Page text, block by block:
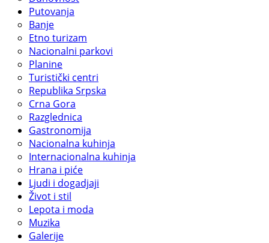
Putovanja
Banje
Etno turizam
Nacionalni parkovi
Planine
Turistički centri
Republika Srpska
Crna Gora
Razglednica
Gastronomija
Nacionalna kuhinja
Internacionalna kuhinja
Hrana i piće
Ljudi i dogadjaji
Život i stil
Lepota i moda
Muzika
Galerije